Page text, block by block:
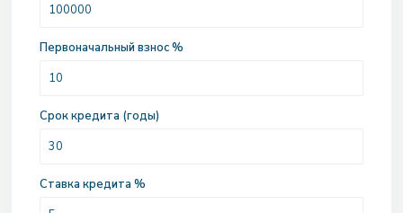
Первоначальный взнос %
Срок кредита (годы)
Ставка кредита %